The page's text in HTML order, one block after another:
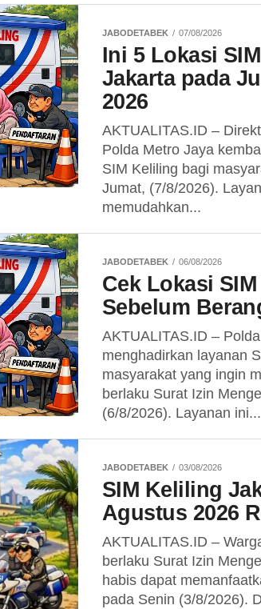
JABODETABEK 07/08/2026
Ini 5 Lokasi
Jakarta pada
2026
AKTUALITAS.ID –
Polda Metro Jaya
SIM Keliling bagi
Jumat, (7/8/2026).
memudahkan...
JABODETABEK 06/08/2026
Cek Lokasi
Sebelum
AKTUALITAS.ID –
menghadirkan layanan
masyarakat yang ingin
berlaku Surat Izin
(6/8/2026). Layanan ini...
JABODETABEK 03/08/2026
SIM Keliling
Agustus 2026
AKTUALITAS.ID –
berlaku Surat Izin
habis dapat
pada Senin (3/8/2026).